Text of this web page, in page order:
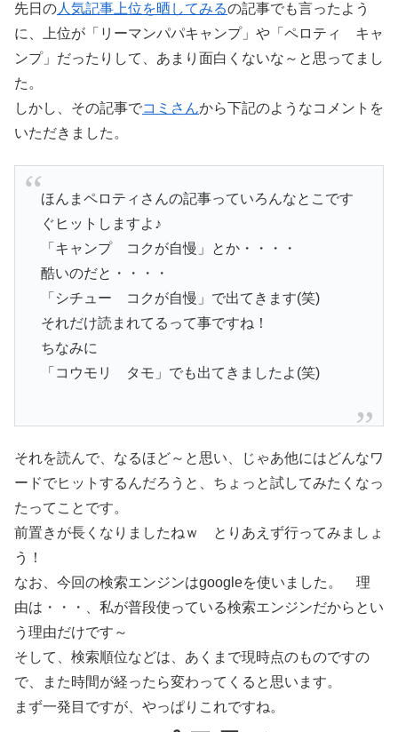
先日の人気記事上位を晒してみるの記事でも言ったよう
に、上位が「リーマンパパキャンプ」や「ペロティ キャ
ンプ」だったりして、あまり面白くないな～と思ってまし
た。
しかし、その記事でコミさんから下記のようなコメントを
いただきました。
ほんまペロティさんの記事っていろんなとこです
ぐヒットしますよ♪
「キャンプ コクが自慢」とか・・・・
酷いのだと・・・・
「シチュー コクが自慢」で出てきます(笑)
それだけ読まれてるって事ですね！
ちなみに
「コウモリ タモ」でも出てきましたよ(笑)
それを読んで、なるほど～と思い、じゃあ他にはどんなワ
ードでヒットするんだろうと、ちょっと試してみたくなっ
たってことです。
前置きが長くなりましたねｗ とりあえず行ってみましょ
う！
なお、今回の検索エンジンはgoogleを使いました。 理
由は・・・、私が普段使っている検索エンジンだからとい
う理由だけです～
そして、検索順位などは、あくまで現時点のものですの
で、また時間が経ったら変わってくると思います。
まず一発目ですが、やっぱりこれですね。